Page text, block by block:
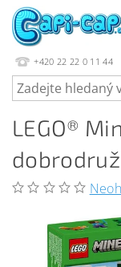
+420 22 22 0 11 44
LEGO®